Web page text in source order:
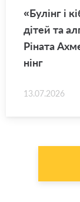
«Бу­лінг і
дітей та
Рі­на­та
нінг
13.07.2026